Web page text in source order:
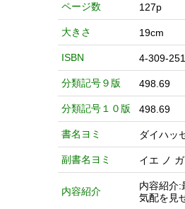
ページ数 127p
大きさ 19cm
ISBN 4-309-
分類記号９版 498.69
分類記号１０版 498.69
書名ヨミ ダイハッ
副書名ヨミ イエ ノ
内容紹介
内容紹介:
気配を見